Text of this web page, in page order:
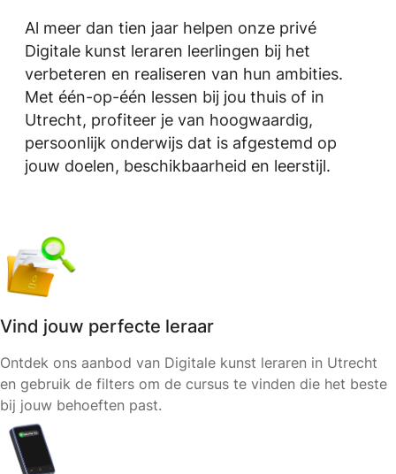
Al meer dan tien jaar helpen onze privé
Digitale kunst leraren leerlingen bij het
verbeteren en realiseren van hun ambities.
Met één-op-één lessen bij jou thuis of in
Utrecht, profiteer je van hoogwaardig,
persoonlijk onderwijs dat is afgestemd op
jouw doelen, beschikbaarheid en leerstijl.
Vind jouw perfecte leraar
Ontdek ons aanbod van Digitale kunst leraren in Utrecht
en gebruik de filters om de cursus te vinden die het beste
bij jouw behoeften past.